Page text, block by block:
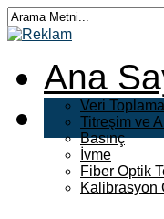
Ana
Veri
Titreşim ve
Basınç
İvme
Fiber Optik
Kalibrasyon